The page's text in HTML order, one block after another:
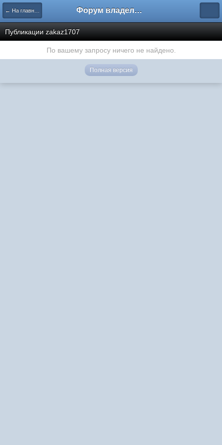
← На главную Форум владельцев интернет-магазинов
Публикации zakaz1707
По вашему запросу ничего не найдено.
Полная версия